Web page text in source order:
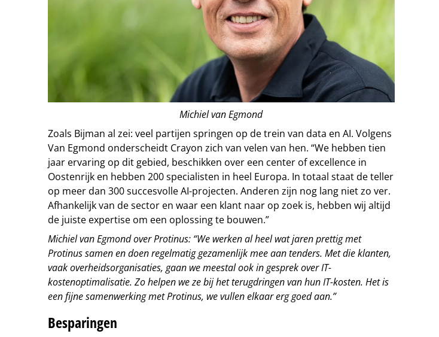
Michiel van Egmond
Zoals Bijman al zei: veel partijen springen op de trein van data en AI. Volgens
Van Egmond onderscheidt Crayon zich van velen van hen. “We hebben tien
jaar ervaring op dit gebied, beschikken over een center of excellence in
Oostenrijk en hebben 200 specialisten in heel Europa. In totaal staat de teller
op meer dan 300 succesvolle AI-projecten. Anderen zijn nog lang niet zo ver.
Afhankelijk van de sector en waar een klant naar op zoek is, hebben wij altijd
de juiste expertise om een oplossing te bouwen.”
Michiel van Egmond over Protinus: “We werken al heel wat jaren prettig met
Protinus samen en doen regelmatig gezamenlijk mee aan tenders. Met die klanten,
vaak overheidsorganisaties, gaan we meestal ook in gesprek over IT-
kostenoptimalisatie. Zo helpen we ze bij het terugdringen van hun IT-kosten. Het is
een fijne samenwerking met Protinus, we vullen elkaar erg goed aan.”
Besparingen